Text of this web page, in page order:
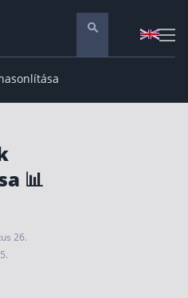
nyugdíjpénztár
számla (NYESZ)
🪙
– Így válassz
📊
26.